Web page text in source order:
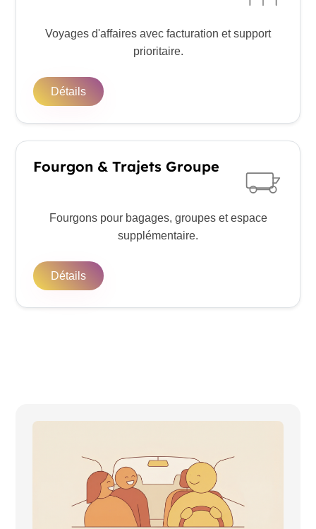
Voyages d'affaires avec facturation et support
prioritaire.
Détails
Fourgon & Trajets Groupe
Fourgons pour bagages, groupes et espace
supplémentaire.
Détails